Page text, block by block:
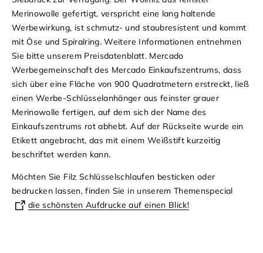
Merinowolle gefertigt, verspricht eine lang haltende
Werbewirkung, ist schmutz- und staubresistent und kommt
mit Öse und Spiralring.Weitere Informationen entnehmen
Sie bitte unserem Preisdatenblatt. Mercado
Werbegemeinschaft des Mercado Einkaufszentrums, dass
sich über eine Fläche von 900 Quadratmetern erstreckt, ließ
einen Werbe-Schlüsselanhänger aus feinster grauer
Merinowolle fertigen, auf dem sich der Name des
Einkaufszentrums rot abhebt. Auf der Rückseite wurde ein
Etikett angebracht, das mit einem Weißstift kurzeitig
beschriftet werden kann.
Möchten Sie Filz Schlüsselschlaufen besticken oder
bedrucken lassen, finden Sie in unserem Themenspecial
die schönsten Aufdrucke auf einen Blick!